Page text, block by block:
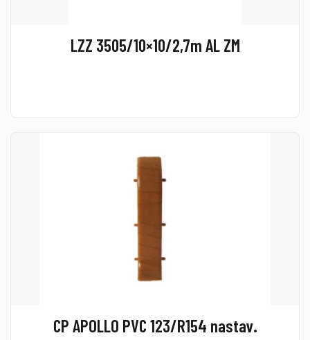
LZZ 3505/10×10/2,7m AL ZM
CP APOLLO PVC 123/R154 nastav.